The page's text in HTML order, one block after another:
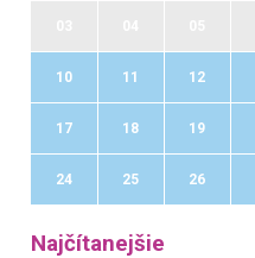
10 11 12
17 18 19
24 25 26
Najčítanejšie